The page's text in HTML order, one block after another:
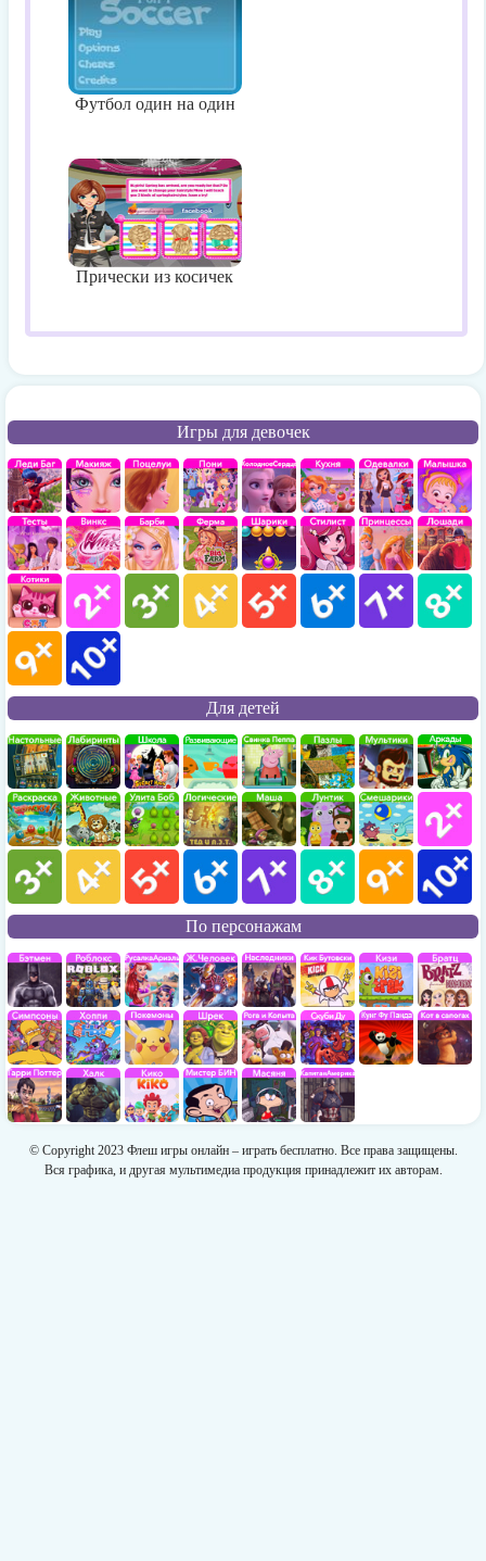
Футбол один на один
Прически из косичек
Игры для девочек
Для детей
По персонажам
© Copyright 2023 Флеш игры онлайн – играть бесплатно. Все права защищены.
Вся графика, и другая мультимедиа продукция принадлежит их авторам.